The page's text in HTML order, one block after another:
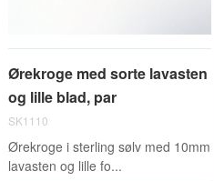
Ørekroge med sorte lavasten
og lille blad, par
SK1110
Ørekroge i sterling sølv med 10mm
lavasten og lille fo...